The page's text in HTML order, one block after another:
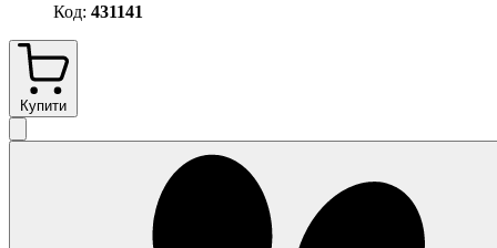
Код: 431141
Купити